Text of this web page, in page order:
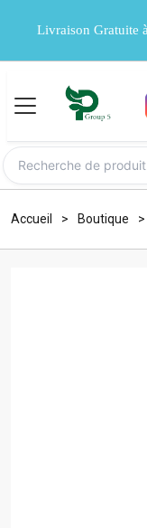
Livraison Gratuite
Accueil Boutique